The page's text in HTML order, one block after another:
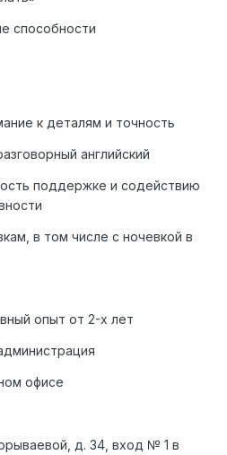
способности
к деталям и точность
английский
поддержке и содействию
в том числе с ночевкой в
опыт от 2-х лет
офисе
д. 34, вход № 1 в